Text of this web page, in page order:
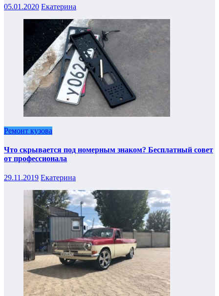
05.01.2020 Екатерина
Ремонт кузова
Что скрывается под номерным знаком? Бесплатный совет
от профессионала
29.11.2019 Екатерина